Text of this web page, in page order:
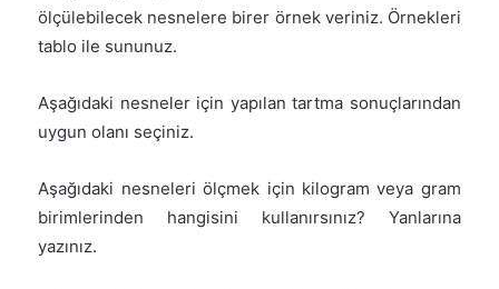
ölçülebilecek nesnelere birer örnek veriniz. Örnekleri
tablo ile sununuz.
Aşağıdaki nesneler için yapılan tartma sonuçlarından
uygun olanı seçiniz.
Aşağıdaki nesneleri ölçmek için kilogram veya gram
birimlerinden hangisini kullanırsınız? Yanlarına
yazınız.